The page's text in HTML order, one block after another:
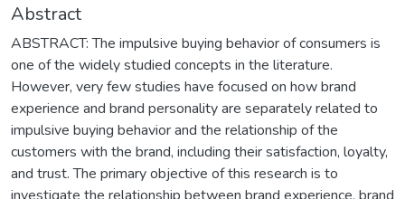
Abstract
ABSTRACT: The impulsive buying behavior of consumers is
one of the widely studied concepts in the literature.
However, very few studies have focused on how brand
experience and brand personality are separately related to
impulsive buying behavior and the relationship of the
customers with the brand, including their satisfaction, loyalty,
and trust. The primary objective of this research is to